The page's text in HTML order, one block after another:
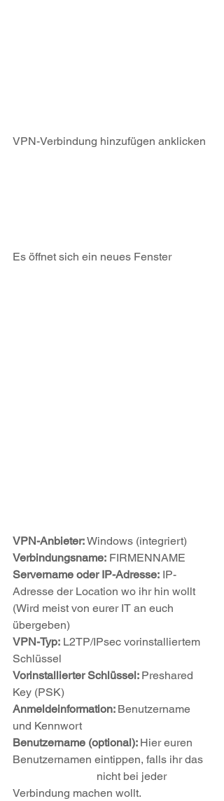
VPN-Verbindung hinzufügen anklicken
Es öffnet sich ein neues Fenster
VPN-Anbieter: Windows (integriert)
Verbindungsname: FIRMENNAME
Servername oder IP-Adresse: IP-
Adresse der Location wo ihr hin wollt
(Wird meist von eurer IT an euch
übergeben)
VPN-Typ: L2TP/IPsec vorinstalliertem
Schlüssel
Vorinstallierter Schlüssel: Preshared
Key (PSK)
Anmeldeinformation: Benutzername
und Kennwort
Benutzername (optional): Hier euren
Benutzernamen eintippen, falls ihr das
Verbindung machen wollt.